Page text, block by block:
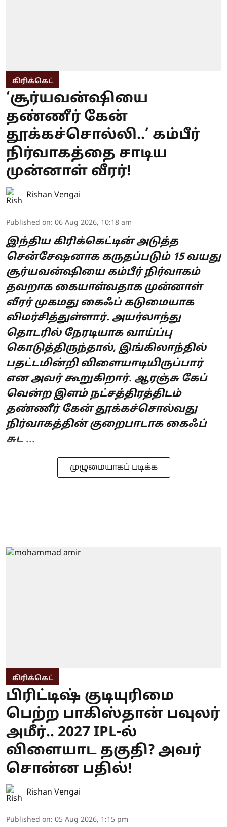
கிரிக்கெட்
‘சூர்யவன்ஷியை
தண்ணீர் கேன்
தூக்கச்சொல்லி..’ கம்பீர்
நிர்வாகத்தை சாடிய
முன்னாள் வீரர்!
Rishan Vengai
Published on: 06 Aug 2026, 10:18 am
இந்திய கிரிக்கெட்டின் அடுத்த
சென்சேஷனாக கருதப்படும் 15 வயது
சூர்யவன்ஷியை கம்பீர் நிர்வாகம்
தவறாக கையாள்வதாக முன்னாள்
வீரர் முகமது கைஃப் கடுமையாக
விமர்சித்துள்ளார். அயர்லாந்து
தொடரில் நேரடியாக வாய்ப்பு
கொடுத்திருந்தால், இங்கிலாந்தில்
பதட்டமின்றி விளையாடியிருப்பார்
என அவர் கூறுகிறார். ஆரஞ்சு கேப்
வென்ற இளம் நட்சத்திரத்திடம்
தண்ணீர் கேன் தூக்கச்சொல்வது
நிர்வாகத்தின் குறைபாடாக கைஃப்
சுட ...
முழுமையாகப் படிக்க
கிரிக்கெட்
பிரிட்டிஷ் குடியுரிமை
பெற்ற பாகிஸ்தான் பவுலர்
அமீர்.. 2027 IPL-ல்
விளையாட தகுதி? அவர்
சொன்ன பதில்!
Rishan Vengai
Published on: 05 Aug 2026, 1:15 pm